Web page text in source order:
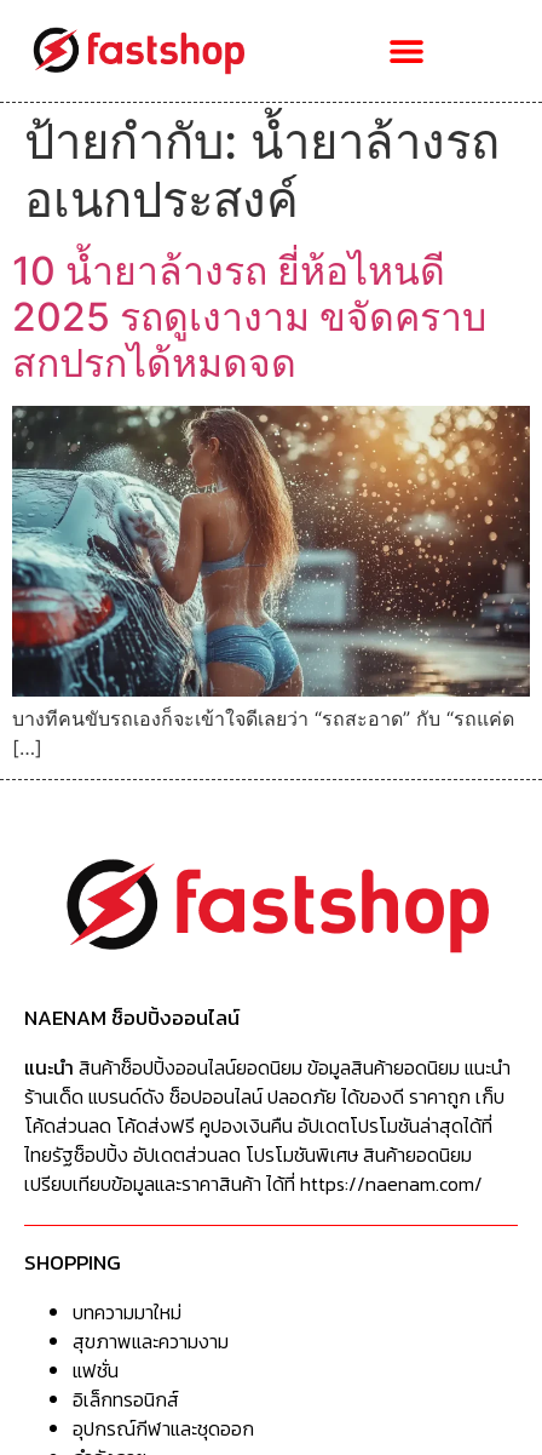
ป้ายกำกับ: น้ำยาล้างรถ
อเนกประสงค์
10 น้ำยาล้างรถ ยี่ห้อไหนดี
2025 รถดูเงางาม ขจัดคราบ
สกปรกได้หมดจด
บางทีคนขับรถเองก็จะเข้าใจดีเลยว่า “รถสะอาด” กับ “รถแค่ด
[…]
NAENAM ช็อปปิ้งออนไลน์
แนะนำ สินค้าช็อปปิ้งออนไลน์ยอดนิยม ข้อมูลสินค้ายอดนิยม แนะนำ
ร้านเด็ด แบรนด์ดัง ช็อปออนไลน์ ปลอดภัย ได้ของดี ราคาถูก เก็บ
โค้ดส่วนลด โค้ดส่งฟรี คูปองเงินคืน อัปเดตโปรโมชันล่าสุดได้ที่
ไทยรัฐช็อปปิ้ง อัปเดตส่วนลด โปรโมชันพิเศษ สินค้ายอดนิยม
เปรียบเทียบข้อมูลและราคาสินค้า ได้ที่ https://naenam.com/
SHOPPING
บทความมาใหม่
สุขภาพและความงาม
แฟชั่น
อิเล็กทรอนิกส์
อุปกรณ์กีฬาและชุดออก